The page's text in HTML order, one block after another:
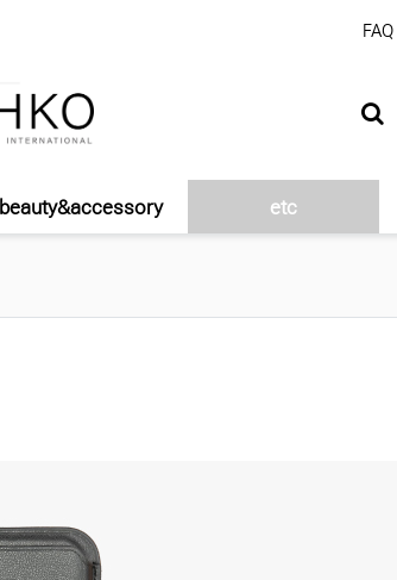
FAQ
beauty&accessory etc